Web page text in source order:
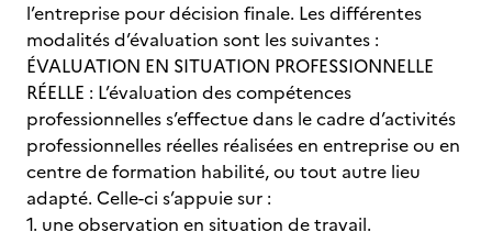
l’entreprise pour décision finale. Les différentes
modalités d’évaluation sont les suivantes :
ÉVALUATION EN SITUATION PROFESSIONNELLE
RÉELLE : L’évaluation des compétences
professionnelles s’effectue dans le cadre d’activités
professionnelles réelles réalisées en entreprise ou en
centre de formation habilité, ou tout autre lieu
adapté. Celle-ci s’appuie sur :
1. une observation en situation de travail.